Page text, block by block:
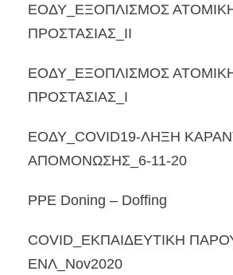
ΕΟΔΥ_ΕΞΟΠΛΙΣΜΟΣ
ΠΡΟΣΤΑΣΙΑΣ_ΙΙ
ΕΟΔΥ_ΕΞΟΠΛΙΣΜΟΣ
ΠΡΟΣΤΑΣΙΑΣ_Ι
ΕΟΔΥ_COVID19-ΛΗΞΗ
ΑΠΟΜΟΝΩΣΗΣ_6-11-20
PPE Doning – Doffing
COVID_ΕΚΠΑΙΔΕΥΤΙΚΗ
ΕΝΛ_Nov2020